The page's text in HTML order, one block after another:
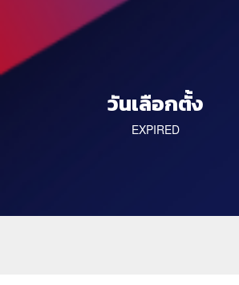
วันเลือกตั้ง
EXPIRED